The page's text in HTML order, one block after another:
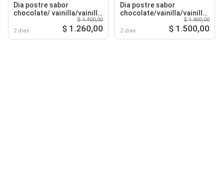
Dia postre sabor
chocolate/ vainilla/vainilla
2 días
$ 1.400,00
$ 1.260,00
Dia postre sabor
chocolate/vainilla/vainilla
2 días
$ 1.900,00
$ 1.500,00